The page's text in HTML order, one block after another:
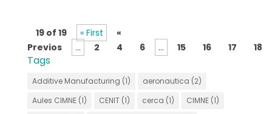
19 of 19 « First
«
Previos
... 2 4 6 ... 15 16 17 18
Tags
Additive Manufacturing (1) aeronautica (2)
Aules CIMNE(1) CENIT(1) cerca (1) CIMNE(1)